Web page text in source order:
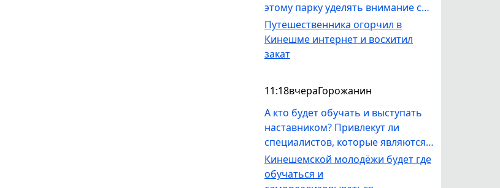
этому парку уделять внимание со
стороны УГХ - покос травы,
выпилка деревьев, вывоз мусора.
Как местная жительница, не вижу
Путешественника огорчил в
Кинешме интернет и восхитил
закат
11:18вчераГорожанин
А кто будет обучать и выступать
наставником? Привлекут ли
специалистов, которые являются
профессионалами в своём деле и
смогут реально заинтересовать
Кинешемской молодёжи будет где
обучаться и